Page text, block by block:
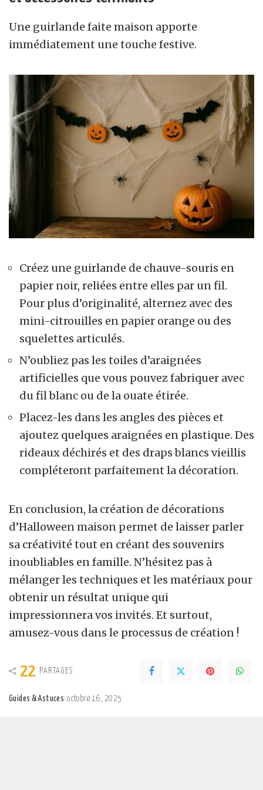
Une guirlande faite maison apporte
immédiatement une touche festive.
Créez une guirlande de chauve-souris en
papier noir, reliées entre elles par un fil.
Pour plus d’originalité, alternez avec des
mini-citrouilles en papier orange ou des
squelettes articulés.
N’oubliez pas les toiles d’araignées
artificielles que vous pouvez fabriquer avec
du fil blanc ou de la ouate étirée.
Placez-les dans les angles des pièces et
ajoutez quelques araignées en plastique. Des
rideaux déchirés et des draps blancs vieillis
compléteront parfaitement la décoration.
En conclusion, la création de décorations
d’Halloween maison permet de laisser parler
sa créativité tout en créant des souvenirs
inoubliables en famille. N’hésitez pas à
mélanger les techniques et les matériaux pour
obtenir un résultat unique qui
impressionnera vos invités. Et surtout,
amusez-vous dans le processus de création !
22 PARTAGES
Guides & Astuces octobre 16, 2025